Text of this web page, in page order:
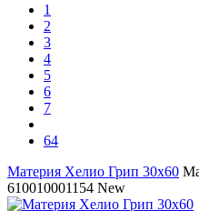
1
2
3
4
5
6
7
64
Материя Хелио Грип 30х60
610010001154 New